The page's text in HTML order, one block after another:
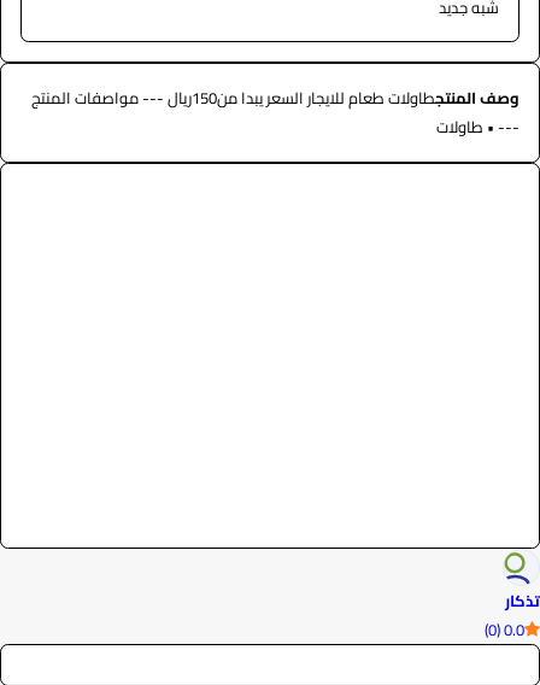
شبه جديد
وصف المنتج
طاولات طعام للايجار السعر يبدا من150ريال --- مواصفات المنتج
--- • طاولات
تذكار
0.0 (0)